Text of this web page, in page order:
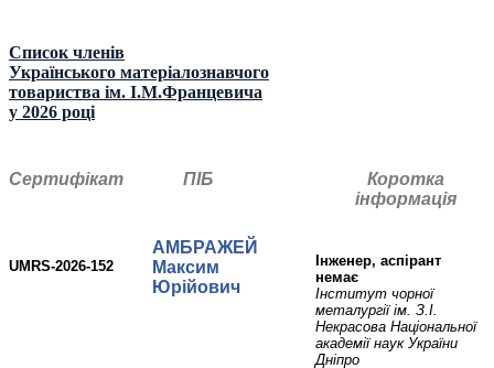
Список членів
Українського матеріалознавчого
товариства ім. І.М.Францевича
у 2026 році
Сертифікат ПІБ
Коротка
інформація
UMRS-2026-152
АМБРАЖЕЙ
Максим
Юрійович
Інженер, аспірант
немає
Інститут чорної
металургії ім. З.І.
Некрасова Національної
академії наук України
Дніпро